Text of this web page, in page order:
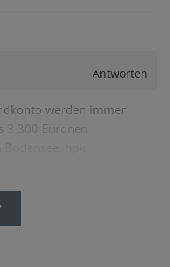
Antworten
werden immer
3 300 Euronen